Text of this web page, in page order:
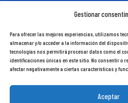
Gestionar
Para ofrecer las mejores experiencias, utilizamos
almacenar y/o acceder a la información del
tecnologías nos permitirá procesar datos como el
identificaciones únicas en este sitio. No consentir o
afectar negativamente a ciertas características y
Aceptar